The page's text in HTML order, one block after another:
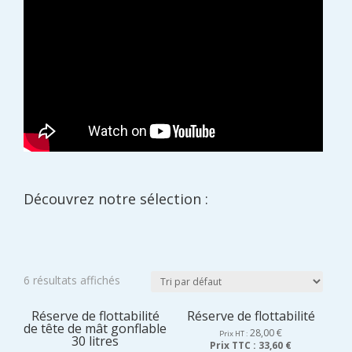
Découvrez notre sélection :
6 résultats affichés
Réserve de flottabilité
de tête de mât gonflable
30 litres
Réserve de flottabilité
Prix HT : 28,00€
Prix TTC : 33,60 €